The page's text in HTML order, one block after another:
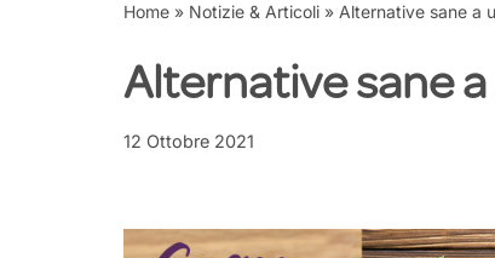
Home » Notizie & Articoli » Alternative sane a
Alternative sane
12 Ottobre 2021